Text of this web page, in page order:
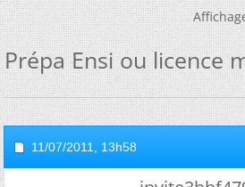
Prépa Ensi ou licence
11/07/2011, 13h58